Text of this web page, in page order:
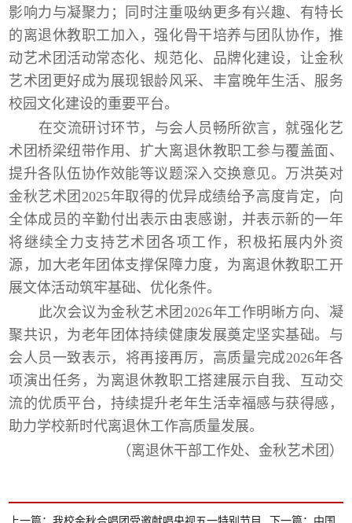
影响力与凝聚力；同时注重吸纳更多有兴趣、有特长
的离退休教职工加入，强化骨干培养与团队协作，推
动艺术团活动常态化、规范化、品牌化建设，让金秋
艺术团更好成为展现银龄风采、丰富晚年生活、服务
校园文化建设的重要平台。
在交流研讨环节，与会人员畅所欲言，就强化艺
术团桥梁纽带作用、扩大离退休教职工参与覆盖面、
提升各队伍协作效能等议题深入交换意见。万洪英对
金秋艺术团 2025年取得的优异成绩给予高度肯定，向
全体成员的辛勤付出表示由衷感谢，并表示新的一年
将继续全力支持艺术团各项工作，积极拓展内外资
源，加大老年团体支撑保障力度，为离退休教职工开
展文体活动筑牢基础、优化条件。
此次会议为金秋艺术团 2026年工作明晰方向、凝
聚共识，为老年团体持续健康发展奠定坚实基础。与
会人员一致表示，将再接再厉，高质量完成2026年各
项演出任务，为离退休教职工搭建展示自我、互动交
流的优质平台，持续提升老年生活幸福感与获得感，
助力学校新时代离退休工作高质量发展。
（离退休干部工作处、 金秋艺术团 ）
上一篇：我校金秋合唱团受邀献唱央视五一特别节目 下一篇： 中国